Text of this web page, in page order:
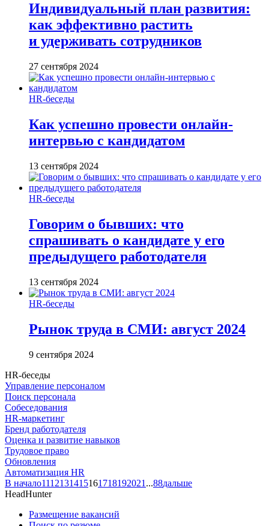
Индивидуальный план развития:
как эффективно растить
и удерживать сотрудников
27 сентября 2024
HR-беседы
Как успешно провести онлайн-
интервью с кандидатом
13 сентября 2024
HR-беседы
Говорим о бывших: что
спрашивать о кандидате у его
предыдущего работодателя
13 сентября 2024
HR-беседы
Рынок труда в СМИ: август 2024
9 сентября 2024
HR-беседы
Управление персоналом
Поиск персонала
Собеседования
HR-маркетинг
Бренд работодателя
Оценка и развитие навыков
Трудовое право
Обновления
Автоматизация HR
В начало1112131415161718192021 ...88дальше
HeadHunter
Размещение вакансий